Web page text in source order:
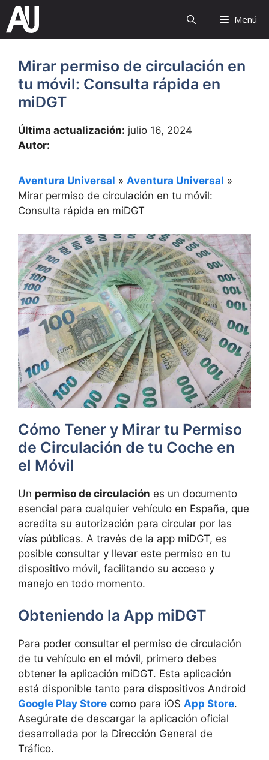
Saltar
contenido
Menú
Mirar permiso de circulación en
tu móvil: Consulta rápida en
miDGT
Última actualización: julio 16, 2024
Autor:
Aventura Universal » Aventura Universal »
Mirar permiso de circulación en tu móvil:
Consulta rápida en miDGT
Cómo Tener y Mirar tu Permiso
de Circulación de tu Coche en
el Móvil
Un permiso de circulación es un documento
esencial para cualquier vehículo en España, que
acredita su autorización para circular por las
vías públicas. A través de la app miDGT, es
posible consultar y llevar este permiso en tu
dispositivo móvil, facilitando su acceso y
manejo en todo momento.
Obteniendo la App miDGT
Para poder consultar el permiso de circulación
de tu vehículo en el móvil, primero debes
obtener la aplicación miDGT. Esta aplicación
está disponible tanto para dispositivos Android
Google Play Store como para iOS App Store.
Asegúrate de descargar la aplicación oficial
desarrollada por la Dirección General de
Tráfico.